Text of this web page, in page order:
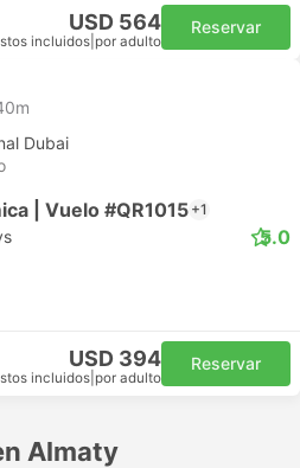
USD 564
incluidos por adulto
Reservar
Dubai
| Vuelo #QR1015 +1
5.0
USD 394
incluidos por adulto
Reservar
Almaty